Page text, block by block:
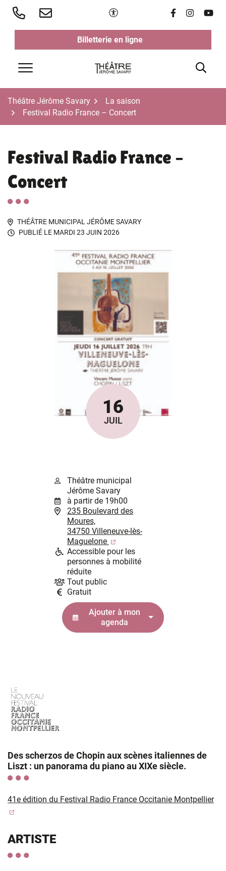
Aller
contenu
Paramètres d'accessibilité
Lien vers le
Lien vers
Lien
Billetterie en ligne(ouverture dans un nouvel
(ouverture dans un nouvel
Menu
Théâtre Jérôme Savary
La saison
Festival Radio France – Concert
Festival Radio France –
Concert
THÉÂTRE MUNICIPAL JÉRÔME SAVARY
PUBLIÉ LE MARDI 23 JUIN 2026
Le
16
JUIL
Théâtre municipal
Jérôme Savary
à partir de 19h00
235 Boulevard des
Moures,
34750 Villeneuve-lès-
Maguelone
(ouverture dans un nouvel
Accessible pour les
personnes à mobilité
réduite
Tout public
Gratuit
Ajouter à mon
agenda
Des scherzos de Chopin aux scènes italiennes de
Liszt : un panorama du piano au XIXe siècle.
41e édition du Festival Radio France Occitanie Montpellier
(ouverture dans un nouvel onglet)
ARTISTE